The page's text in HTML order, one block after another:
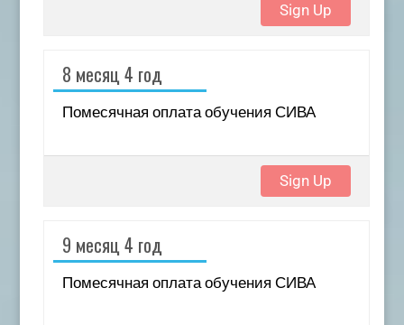
Sign Up
8 месяц 4 год
Помесячная оплата обучения СИВА
Sign Up
9 месяц 4 год
Помесячная оплата обучения СИВА